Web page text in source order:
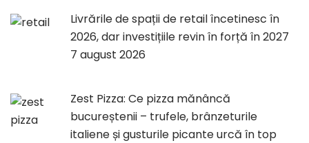
Livrările de spații de retail încetinesc în
2026, dar investițiile revin în forță în 2027
7 august 2026
Zest Pizza: Ce pizza mănâncă
bucureștenii – trufele, brânzeturile
italiene și gusturile picante urcă în top